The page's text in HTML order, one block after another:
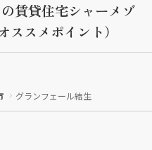
賃貸住宅シャーメゾ
ススメポイント）
グランフェール結生